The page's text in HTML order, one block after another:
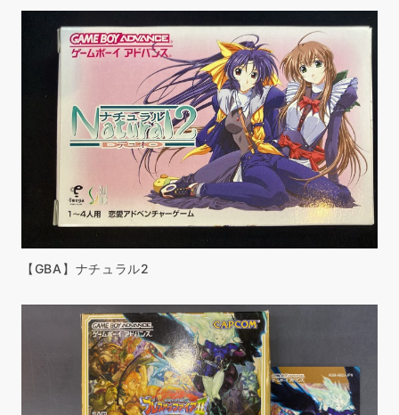
【GBA】ナチュラル2